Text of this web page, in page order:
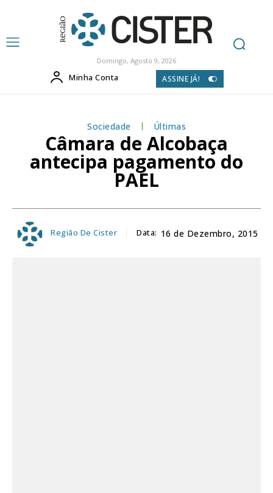
Domingo, Agosto 9, 2026
Minha Conta ASSINE JÁ!
Sociedade Últimas
Câmara de Alcobaça
antecipa pagamento do
PAEL
Região De Cister Data: 16 de Dezembro, 2015